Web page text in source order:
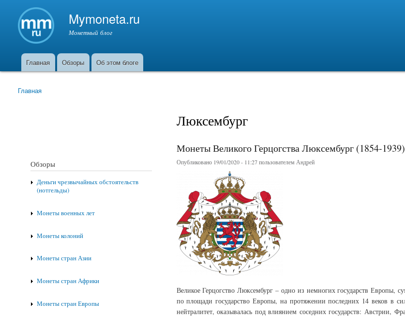
Mymoneta.ru
Монетный блог
Главное меню
Главная Обзоры Об этом блоге
Вы здесьГлавная
Люксембург
Монеты Великого Герцогства Люксембург (1854-1939)
Опубликовано 19/01/2020 - 11:27 пользователем Андрей
Великое Герцогство Люксембург – одно из немногих государств Европы,
по площади государство Европы, на протяжении последних 14 веков в
нейтралитет, оказывалась под влиянием соседних государств:
Обзоры
Деньги чрезвычайных обстоятельств
(нотгельды)
Монеты военных лет
Монеты колоний
Монеты стран Азии
Монеты стран Африки
Монеты стран Европы